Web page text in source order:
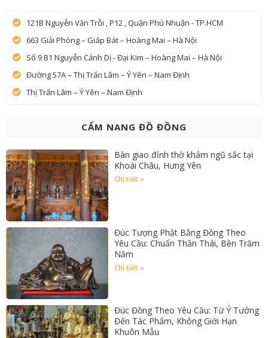
121B Nguyễn Văn Trỗi , P12 , Quận Phú Nhuận - TP.HCM
663 Giải Phóng – Giáp Bát – Hoàng Mai – Hà Nội
Số 9 B1 Nguyễn Cảnh Dị - Đại Kim – Hoàng Mai – Hà Nội
Đường 57A – Thị Trấn Lâm – Ý Yên – Nam Định
Thị Trấn Lâm – Ý Yên – Nam Định
CẨM NANG ĐỒ ĐỒNG
Bàn giao đỉnh thờ khảm ngũ sắc tại
Khoái Châu, Hưng Yên
Chi tiết »
Đúc Tượng Phật Bằng Đồng Theo
Yêu Cầu: Chuẩn Thần Thái, Bền Trăm
Năm
Chi tiết »
Đúc Đồng Theo Yêu Cầu: Từ Ý Tưởng
Đến Tác Phẩm, Không Giới Hạn
Khuôn Mẫu